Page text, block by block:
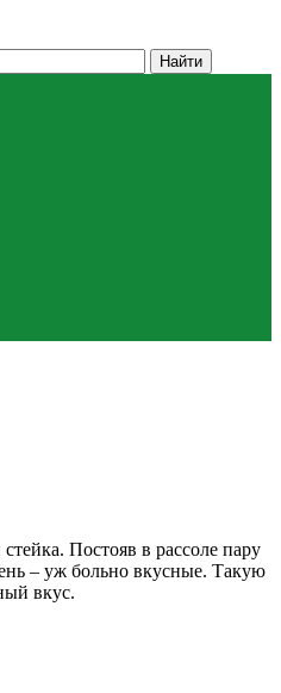
Постояв в рассоле пару
– уж больно вкусные. Такую
вкус.